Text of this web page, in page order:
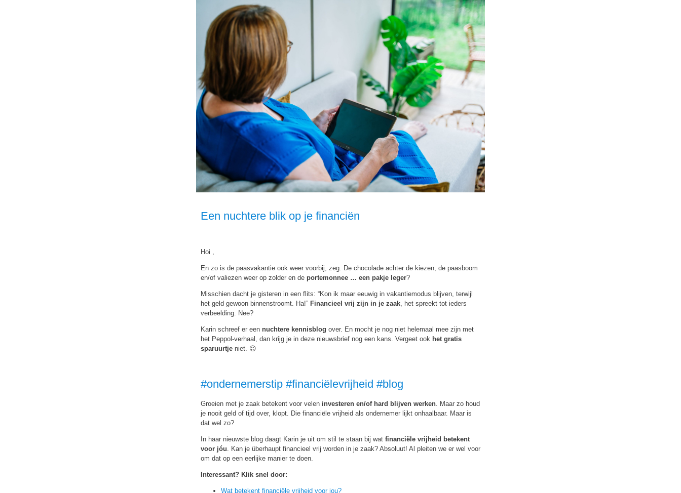
Een nuchtere blik op je financiën
Hoi ,
En zo is de paasvakantie ook weer voorbij, zeg. De chocolade achter de kiezen, de paasboom
en/of valiezen weer op zolder en de portemonnee … een pakje leger?
Misschien dacht je gisteren in een flits: “Kon ik maar eeuwig in vakantiemodus blijven, terwijl
het geld gewoon binnenstroomt. Ha!” Financieel vrij zijn in je zaak, het spreekt tot ieders
verbeelding. Nee?
Karin schreef er een nuchtere kennisblog over. En mocht je nog niet helemaal mee zijn met
het Peppol-verhaal, dan krijg je in deze nieuwsbrief nog een kans. Vergeet ook het gratis
sparuurtje niet. 😉
#ondernemerstip #financiëlevrijheid #blog
Groeien met je zaak betekent voor velen investeren en/of hard blijven werken. Maar zo houd
je nooit geld of tijd over, klopt. Die financiële vrijheid als ondernemer lijkt onhaalbaar. Maar is
dat wel zo?
In haar nieuwste blog daagt Karin je uit om stil te staan bij wat financiële vrijheid betekent
voor jóu. Kan je überhaupt financieel vrij worden in je zaak? Absoluut! Al pleiten we er wel voor
om dat op een eerlijke manier te doen.
Interessant? Klik snel door:
Wat betekent financiële vrijheid voor jou?